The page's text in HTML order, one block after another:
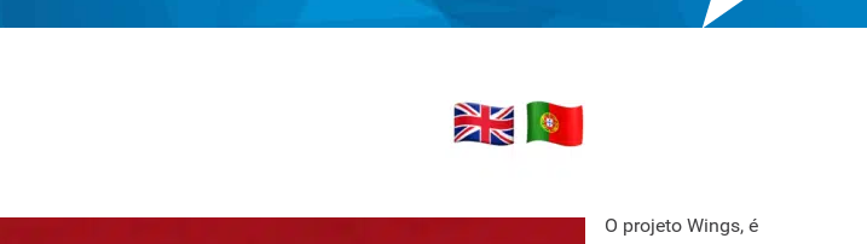
O projeto Wings, é